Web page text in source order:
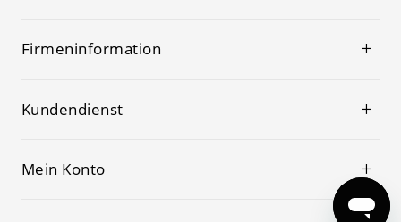
Firmeninformation
Kundendienst
Mein Konto